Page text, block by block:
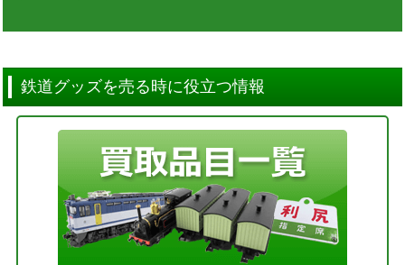
鉄道グッズを売る時に役立つ情報